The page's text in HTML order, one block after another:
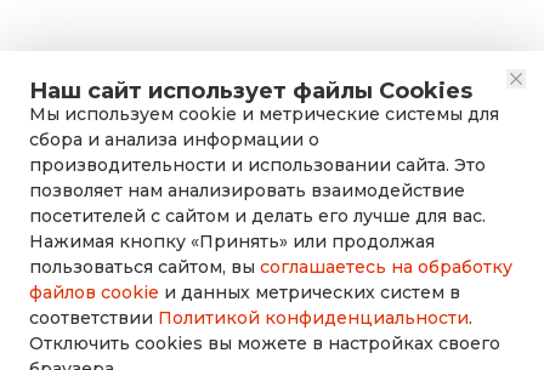
Наш сайт использует файлы Cookies
Мы используем cookie и метрические системы для
сбора и анализа информации о
производительности и использовании сайта. Это
позволяет нам анализировать взаимодействие
посетителей с сайтом и делать его лучше для вас.
Нажимая кнопку «Принять» или продолжая
пользоваться сайтом, вы соглашаетесь на обработку
файлов cookie и данных метрических систем в
соответствии Политикой конфиденциальности.
Отключить cookies вы можете в настройках своего
rusdorznak@mail.ru
+7 (8452) 53-70-71